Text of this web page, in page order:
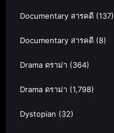
Documentary สารคดี (137)
Documentary สารคดี (8)
Drama ดราม่า (364)
Drama ดราม่า (1,798)
Dystopian (32)